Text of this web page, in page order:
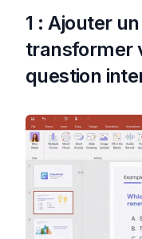
1 : Ajouter
transformer
question